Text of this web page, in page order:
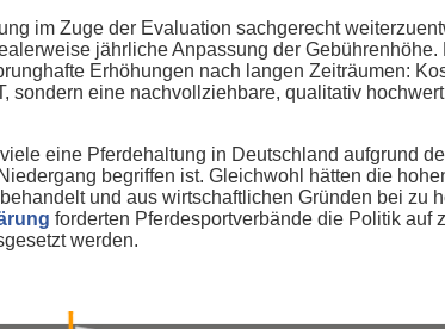
im Zuge der Evaluation sachgerecht
jährliche Anpassung der
Erhöhungen nach langen Zeiträumen:
sondern eine nachvollziehbare, qualitativ
eine Pferdehaltung in Deutschland aufgrund
begriffen ist. Gleichwohl hätten die
und aus wirtschaftlichen Gründen bei zu
forderten Pferdesportverbände die Politik auf
werden.